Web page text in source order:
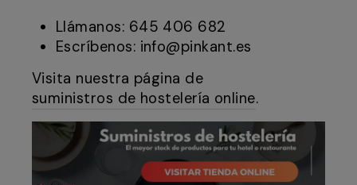
Llámanos: 645 406 682
Escríbenos: info@pinkant.es
Visita nuestra página de
suministros de hostelería online.